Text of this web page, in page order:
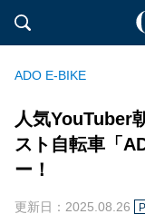
ADO E-BIKE
人気YouTuber
スト自転車「
ー！
更新日：2025.08.26